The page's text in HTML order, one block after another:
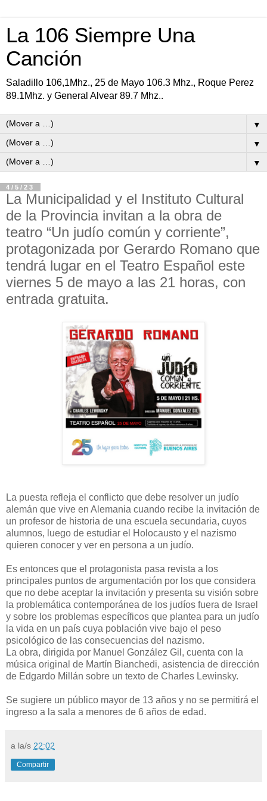
La 106 Siempre Una
Canción
Saladillo 106,1Mhz., 25 de Mayo 106.3 Mhz., Roque Perez
89.1Mhz. y General Alvear 89.7 Mhz..
▼
▼
▼
4/5/23
La Municipalidad y el Instituto Cultural
de la Provincia invitan a la obra de
teatro “Un judío común y corriente”,
protagonizada por Gerardo Romano que
tendrá lugar en el Teatro Español este
viernes 5 de mayo a las 21 horas, con
entrada gratuita.
La puesta refleja el conflicto que debe resolver un judío
alemán que vive en Alemania cuando recibe la invitación de
un profesor de historia de una escuela secundaria, cuyos
alumnos, luego de estudiar el Holocausto y el nazismo
quieren conocer y ver en persona a un judío.
Es entonces que el protagonista pasa revista a los
principales puntos de argumentación por los que considera
que no debe aceptar la invitación y presenta su visión sobre
la problemática contemporánea de los judíos fuera de Israel
y sobre los problemas específicos que plantea para un judío
la vida en un país cuya población vive bajo el peso
psicológico de las consecuencias del nazismo.
La obra, dirigida por Manuel González Gil, cuenta con la
música original de Martín Bianchedi, asistencia de dirección
de Edgardo Millán sobre un texto de Charles Lewinsky.
Se sugiere un público mayor de 13 años y no se permitirá el
ingreso a la sala a menores de 6 años de edad.
a la/s 22:02
Compartir